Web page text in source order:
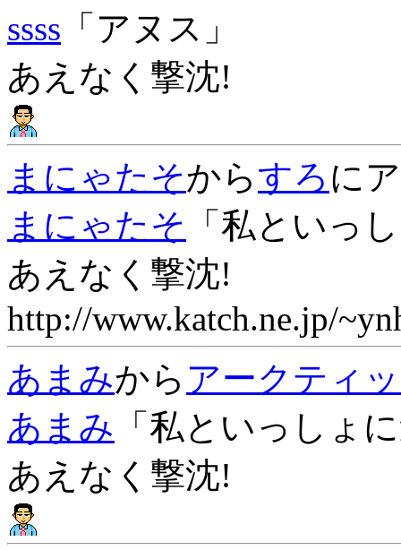
ssss 「アヌス」
あえなく撃沈!
まにゃたそからすろ に
まにゃたそ 「私といっ
あえなく撃沈!
http://www.katch.ne.jp/
あまみから アークティ
あまみ 「私といっしょ
あえなく撃沈!